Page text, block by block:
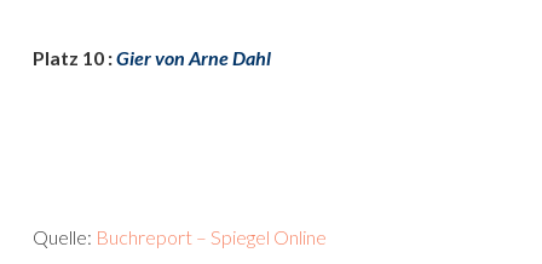
Platz 10 :Gier von Arne Dahl
Quelle: Buchreport – Spiegel Online